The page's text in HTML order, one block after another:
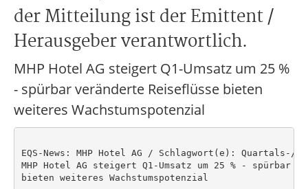
der Mitteilung ist der Emittent /
Herausgeber verantwortlich.
MHP Hotel AG steigert Q1-Umsatz um 25 %
- spürbar veränderte Reiseflüsse bieten
weiteres Wachstumspotenzial
EQS-News: MHP Hotel AG / Schlagwort(e): Quartals-/
MHP Hotel AG steigert Q1-Umsatz um 25 % - spürbar
bieten weiteres Wachstumspotenzial